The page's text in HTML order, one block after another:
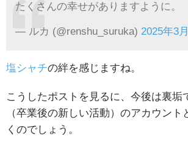
たくさんの幸せがありますように。
— ルカ (@renshu_suruka) 2025年3
塩シャチの絆を感じますね。
こうしたポストを見るに、今後は裏垢
（卒業後の新しい活動）のアカウント
くのでしょう。